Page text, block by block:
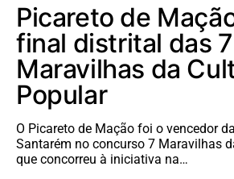
Picareto de
final distrital das 7
Maravilhas da
Popular
O Picareto de Mação foi o vencedor
Santarém no concurso 7 Maravilhas
que concorreu à iniciativa na…